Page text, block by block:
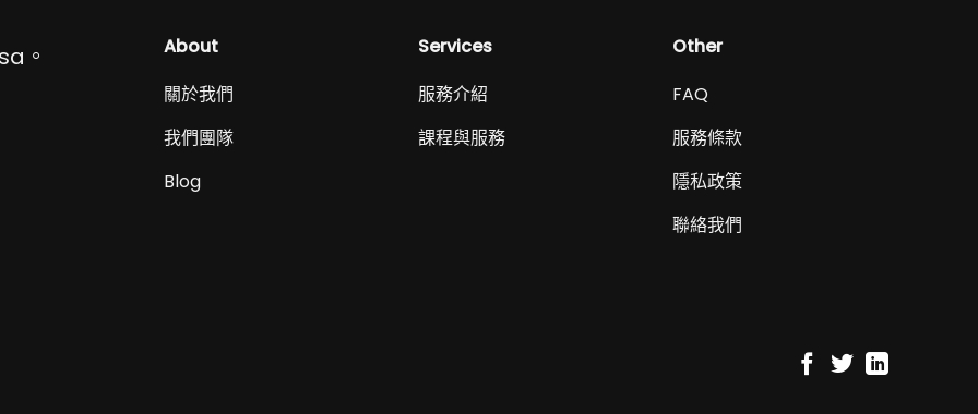
。
About
關於我們
我們團隊
Blog
Services
服務介紹
課程與服務
Other
FAQ
服務條款
隱私政策
聯絡我們